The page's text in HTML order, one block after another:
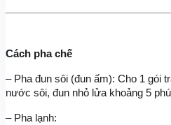
Cách pha chế
– Pha đun sôi (đun ấm): Cho 1 gói
nước sôi, đun nhỏ lửa khoảng 5
– Pha lạnh: